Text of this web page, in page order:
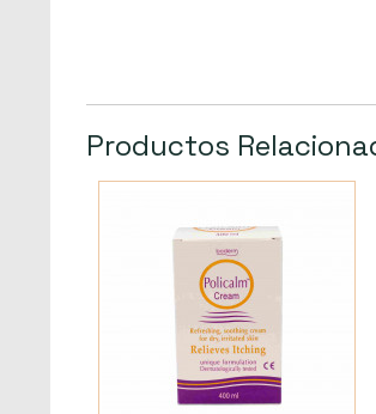
Productos